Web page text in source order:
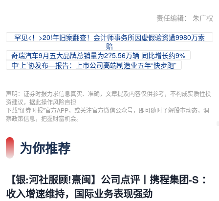
责任编辑： 朱广权
罕见<！>20!年旧案翻查！会计师事务所因虚假验资遭9980万索
赔
奇瑞汽车9月五大品牌总销量为2?5.56万辆 同比增长约9%
中‘上’协发布—报告：上市公司高端制造业五年“快步跑”
声明：证券时报力求信息真实、准确，文章提及内容仅供参考，不构成实质性投
资建议，据此操作风险自担
下载"证券时报"官方APP，或关注官方微信公众号，即可随时了解股市动态，洞
察政策信息，把握财富机会。
为你推荐
【银:河社服顾!熹闽】公司点评丨携程集团-S ：
收入增速维持，国际业务表现强劲